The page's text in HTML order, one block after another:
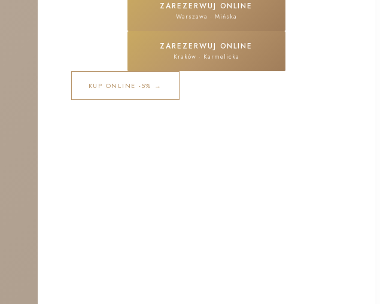
ZAREZERWUJ ONLINE
Warszawa · Mińska
ZAREZERWUJ ONLINE
Kraków · Karmelicka
KUP ONLINE -5% →